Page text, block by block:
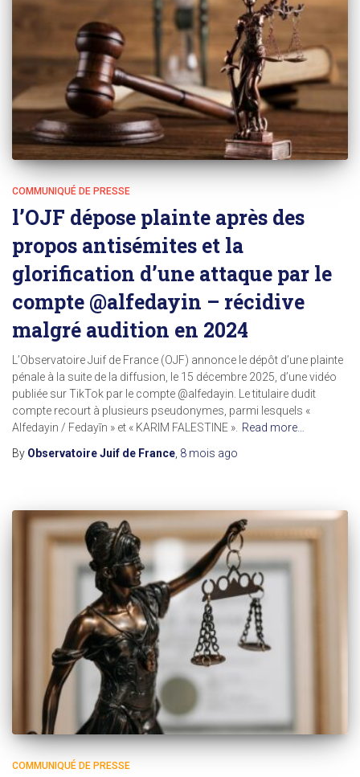
COMMUNIQUÉ DE PRESSE
l’OJF dépose plainte après des
propos antisémites et la
glorification d’une attaque par le
compte @alfedayin – récidive
malgré audition en 2024
L’Observatoire Juif de France (OJF) annonce le dépôt d’une plainte
pénale à la suite de la diffusion, le 15 décembre 2025, d’une vidéo
publiée sur TikTok par le compte @alfedayin. Le titulaire dudit
compte recourt à plusieurs pseudonymes, parmi lesquels «
Alfedayin / Fedayīn » et « KARIM FALESTINE ». Read more…
By Observatoire Juif de France 8 mois ago
COMMUNIQUÉ DE PRESSE